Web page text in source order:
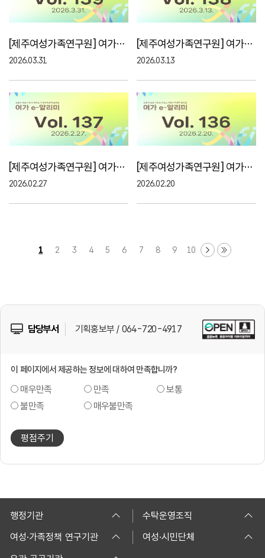
[제주여성가족연구원] 여가e-알리미 139호, 12주년..
2026.03.31
[제주여성가족연구원] 여가e-알리미 138호, 제주여..
2026.03.13
[제주여성가족연구원] 여가e-알리미 137호, 2월의 ..
2026.02.27
[제주여성가족연구원] 여가e-알리미 136호, 2026년..
2026.02.20
1 2 3 4 5 6 7 8 9 10
담당부서 기획홍보부 / 064-720-4917
이 페이지에서 제공하는 정보에 대하여 만족합니까?
매우만족 만족
보통
불만족
매우불만족
평점주기
행정기관
수탁운영조직
여성·가족정책 연구기관
여성·시민단체